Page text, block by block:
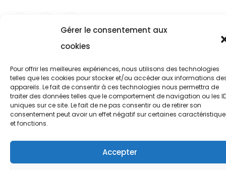
Gérer le consentement aux
cookies
Pour offrir les meilleures expériences, nous utilisons des technologies
telles que les cookies pour stocker et/ou accéder aux informations
appareils. Le fait de consentir à ces technologies nous permettra de
traiter des données telles que le comportement de navigation ou les
uniques sur ce site. Le fait de ne pas consentir ou de retirer son
consentement peut avoir un effet négatif sur certaines
et fonctions.
Accepter